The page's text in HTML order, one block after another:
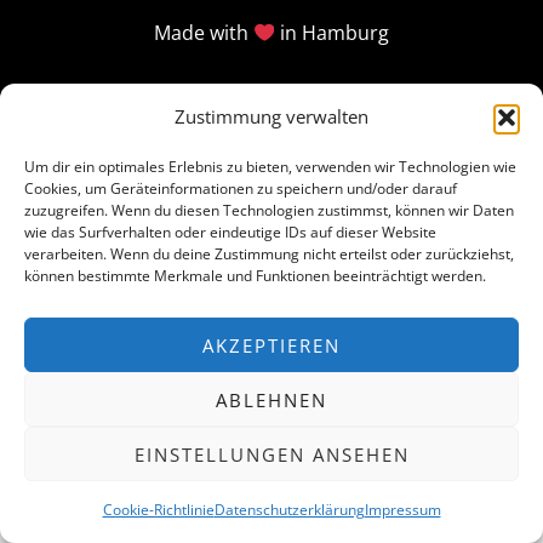
Zustimmung verwalten
Um dir ein optimales Erlebnis zu bieten, verwenden wir Technologien wie
Cookies, um Geräteinformationen zu speichern und/oder darauf
zuzugreifen. Wenn du diesen Technologien zustimmst, können wir Daten
wie das Surfverhalten oder eindeutige IDs auf dieser Website
verarbeiten. Wenn du deine Zustimmung nicht erteilst oder zurückziehst,
können bestimmte Merkmale und Funktionen beeinträchtigt werden.
AKZEPTIEREN
ABLEHNEN
EINSTELLUNGEN ANSEHEN
Cookie-RichtlinieDatenschutzerklärungImpressum
Made with in Hamburg